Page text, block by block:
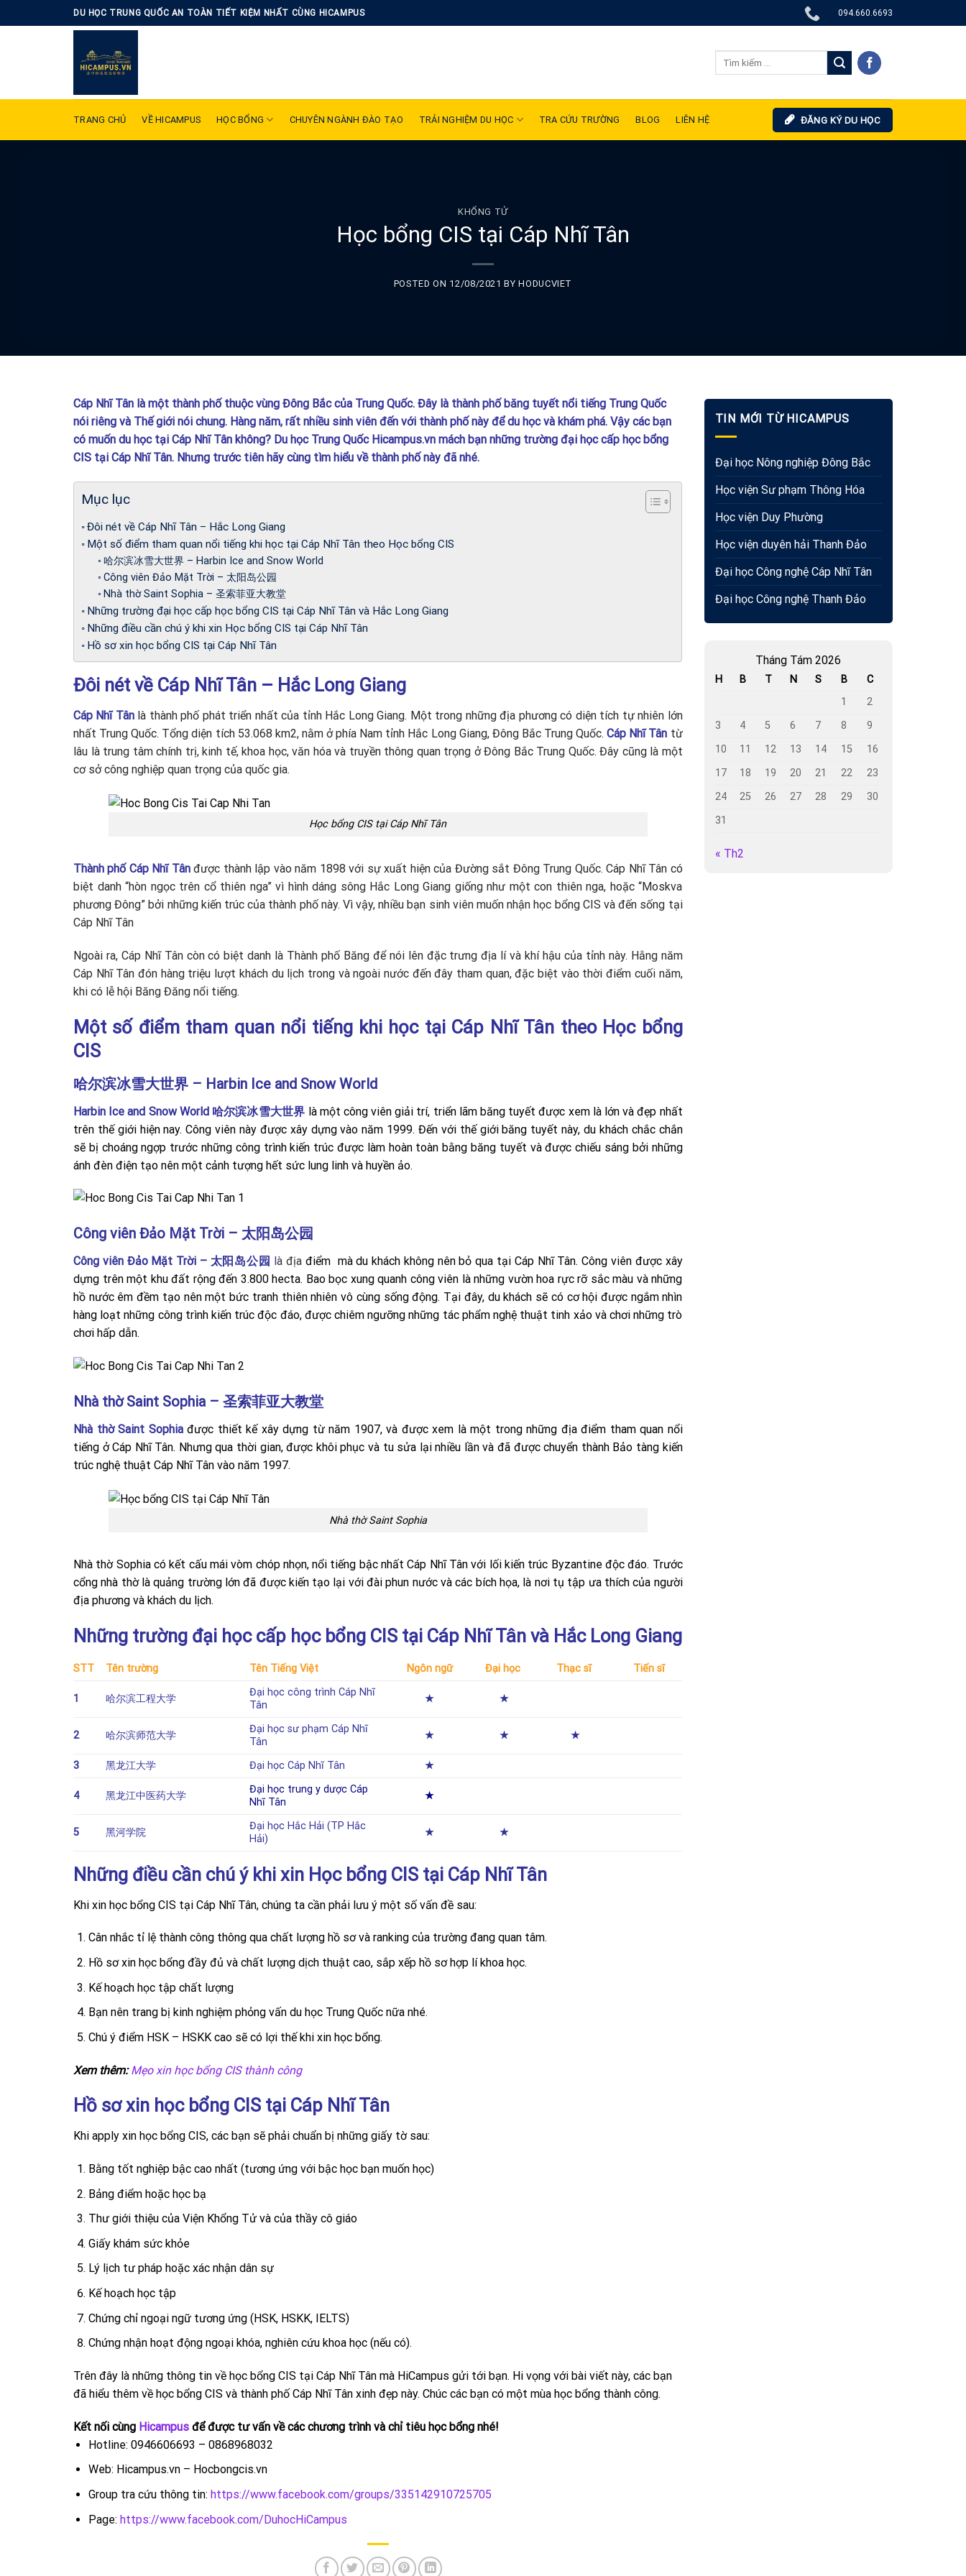
to
DU HỌC TRUNG QUỐC AN TOÀN TIẾT KIỆM NHẤT CÙNG HICAMPUS 094.660.6693
TRANG CHỦ VỀ HICAMPUS HỌC BỔNG CHUYÊN NGÀNH ĐÀO TẠO TRẢI NGHIỆM DU HỌC TRA CỨU TRƯỜNG BLOG LIÊN HỆ ĐĂNG KÝ DU HỌC
KHỔNG TỬ
Học bổng CIS tại Cáp Nhĩ Tân
POSTED ON 12/08/2021 BYHODUCVIET
Cáp Nhĩ Tân là một thành phố thuộc vùng Đông Bắc của Trung Quốc. Đây là thành phố băng tuyết nổi tiếng Trung Quốc
nói riêng và Thế giới nói chung. Hàng năm, rất nhiều sinh viên đến với thành phố này để du học và khám phá. Vậy các bạn
có muốn du học tại Cáp Nhĩ Tân không? Du học Trung Quốc Hicampus.vn mách bạn những trường đại học cấp học bổng
CIS tại Cáp Nhĩ Tân. Nhưng trước tiên hãy cùng tìm hiểu về thành phố này đã nhé.
Mục lục
Đôi nét về Cáp Nhĩ Tân – Hắc Long Giang
Một số điểm tham quan nổi tiếng khi học tại Cáp Nhĩ Tân theo Học bổng CIS
哈尔滨冰雪大世界 – Harbin Ice and Snow World
Công viên Đảo Mặt Trời – 太阳岛公园
Nhà thờ Saint Sophia – 圣索菲亚大教堂
Những trường đại học cấp học bổng CIS tại Cáp Nhĩ Tân và Hắc Long Giang
Những điều cần chú ý khi xin Học bổng CIS tại Cáp Nhĩ Tân
Hồ sơ xin học bổng CIS tại Cáp Nhĩ Tân
Đôi nét về Cáp Nhĩ Tân – Hắc Long Giang
Cáp Nhĩ Tân là thành phố phát triển nhất của tỉnh Hắc Long Giang. Một trong những địa phương có diện tích tự nhiên lớn
nhất Trung Quốc. Tổng diện tích 53.068 km2, nằm ở phía Nam tỉnh Hắc Long Giang, Đông Bắc Trung Quốc.Cáp Nhĩ Tân từ
lâu là trung tâm chính trị, kinh tế, khoa học, văn hóa và truyền thông quan trọng ở Đông Bắc Trung Quốc. Đây cũng là một
cơ sở công nghiệp quan trọng của quốc gia.
Học bổng CIS tại Cáp Nhĩ Tân
Thành phố Cáp Nhĩ Tânđược thành lập vào năm 1898 với sự xuất hiện của Đường sắt Đông Trung Quốc. Cáp Nhĩ Tân có
biệt danh “hòn ngọc trên cổ thiên nga” vì hình dáng sông Hắc Long Giang giống như một con thiên nga, hoặc “Moskva
phương Đông” bởi những kiến trúc của thành phố này. Vì vậy, nhiều bạn sinh viên muốn nhận học bổng CIS và đến sống tại
Cáp Nhĩ Tân
Ngoài ra, Cáp Nhĩ Tân còn có biệt danh là Thành phố Băng để nói lên đặc trưng địa lí và khí hậu của tỉnh này. Hằng năm
Cáp Nhĩ Tân đón hàng triệu lượt khách du lịch trong và ngoài nước đến đây tham quan, đặc biệt vào thời điểm cuối năm,
khi có lễ hội Băng Đăng nổi tiếng.
Một số điểm tham quan nổi tiếng khi học tại Cáp Nhĩ Tân theo Học bổng
CIS
哈尔滨冰雪大世界 – Harbin Ice and Snow World
Harbin Ice and Snow World 哈尔滨冰雪大世界 là một công viên giải trí, triển lãm băng tuyết được xem là lớn và đẹp nhất
trên thế giới hiện nay. Công viên này được xây dựng vào năm 1999. Đến với thế giới băng tuyết này, du khách chắc chắn
sẽ bị choáng ngợp trước những công trình kiến trúc được làm hoàn toàn bằng băng tuyết và được chiếu sáng bởi những
ánh đèn điện tạo nên một cảnh tượng hết sức lung linh và huyền ảo.
Công viên Đảo Mặt Trời – 太阳岛公园
Công viên Đảo Mặt Trời – 太阳岛公园 là địa điểm mà du khách không nên bỏ qua tại Cáp Nhĩ Tân. Công viên được xây
dựng trên một khu đất rộng đến 3.800 hecta. Bao bọc xung quanh công viên là những vườn hoa rực rỡ sắc màu và những
hồ nước êm đềm tạo nên một bức tranh thiên nhiên vô cùng sống động. Tại đây, du khách sẽ có cơ hội được ngắm nhìn
hàng loạt những công trình kiến trúc độc đáo, được chiêm ngưỡng những tác phẩm nghệ thuật tinh xảo và chơi những trò
chơi hấp dẫn.
Nhà thờ Saint Sophia – 圣索菲亚大教堂
Nhà thờ Saint Sophia được thiết kế xây dựng từ năm 1907, và được xem là một trong những địa điểm tham quan nổi
tiếng ở Cáp Nhĩ Tân. Nhưng qua thời gian, được khôi phục và tu sửa lại nhiều lần và đã được chuyển thành Bảo tàng kiến
trúc nghệ thuật Cáp Nhĩ Tân vào năm 1997.
Nhà thờ Saint Sophia
Nhà thờ Sophia có kết cấu mái vòm chóp nhọn, nổi tiếng bậc nhất Cáp Nhĩ Tân với lối kiến trúc Byzantine độc đáo. Trước
cổng nhà thờ là quảng trường lớn đã được kiến tạo lại với đài phun nước và các bích họa, là nơi tụ tập ưa thích của người
địa phương và khách du lịch.
Những trường đại học cấp học bổng CIS tại Cáp Nhĩ Tân và Hắc Long Giang
STT Tên trường Tên Tiếng Việt Ngôn ngữ Đại học Thạc sĩ Tiến sĩ
1 哈尔滨工程大学
Đại học công trình Cáp Nhĩ
Tân
★ ★
2 哈尔滨师范大学
Đại học sư phạm Cáp Nhĩ
Tân
★ ★ ★
3 黑龙江大学 Đại học Cáp Nhĩ Tân ★
4 黑龙江中医药大学
Đại học trung y dược Cáp
Nhĩ Tân
★
5 黑河学院
Đại học Hắc Hải (TP Hắc
Hải)
★ ★
Những điều cần chú ý khi xin Học bổng CIS tại Cáp Nhĩ Tân
Khi xin học bổng CIS tại Cáp Nhĩ Tân, chúng ta cần phải lưu ý một số vấn đề sau:
Cân nhắc tỉ lệ thành công thông qua chất lượng hồ sơ và ranking của trường đang quan tâm.
Hồ sơ xin học bổng đầy đủ và chất lượng dịch thuật cao, sắp xếp hồ sơ hợp lí khoa học.
Kế hoạch học tập chất lượng
Bạn nên trang bị kinh nghiệm phỏng vấn du học Trung Quốc nữa nhé.
Chú ý điểm HSK – HSKK cao sẽ có lợi thế khi xin học bổng.
Xem thêm:Mẹo xin học bổng CIS thành công
Hồ sơ xin học bổng CIS tại Cáp Nhĩ Tân
Khi apply xin học bổng CIS, các bạn sẽ phải chuẩn bị những giấy tờ sau:
Bằng tốt nghiệp bậc cao nhất (tương ứng với bậc học bạn muốn học)
Bảng điểm hoặc học bạ
Thư giới thiệu của Viện Khổng Tử và của thầy cô giáo
Giấy khám sức khỏe
Lý lịch tư pháp hoặc xác nhận dân sự
Kế hoạch học tập
Chứng chỉ ngoại ngữ tương ứng (HSK, HSKK, IELTS)
Chứng nhận hoạt động ngoại khóa, nghiên cứu khoa học (nếu có).
Trên đây là những thông tin về học bổng CIS tại Cáp Nhĩ Tân mà HiCampus gửi tới bạn. Hi vọng với bài viết này, các bạn
đã hiểu thêm về học bổng CIS và thành phố Cáp Nhĩ Tân xinh đẹp này. Chúc các bạn có một mùa học bổng thành công.
Kết nối cùng Hicampus để được tư vấn về các chương trình và chỉ tiêu học bổng nhé!
Hotline: 0946606693 – 0868968032
Web: Hicampus.vn – Hocbongcis.vn
Group tra cứu thông tin: https://www.facebook.com/groups/335142910725705
Page: https://www.facebook.com/DuhocHiCampus
TIN MỚI TỪ HICAMPUS
Đại học Nông nghiệp Đông Bắc
Học viện Sư phạm Thông Hóa
Học viện Duy Phường
Học viện duyên hải Thanh Đảo
Đại học Công nghệ Cáp Nhĩ Tân
Đại học Công nghệ Thanh Đảo
Tháng Tám 2026
H B T N S B
C
1
2
3
4 5 6 7 8
9
10
11 12 13 14 15
16
17
18 19 20 21 22
23
24
25 26 27 28 29
30
31
« Th2